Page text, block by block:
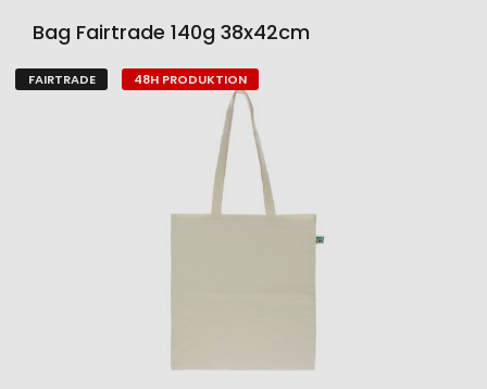
Bag Fairtrade 140g 38x42cm
Zum
FAIRTRADE 48H PRODUKTION